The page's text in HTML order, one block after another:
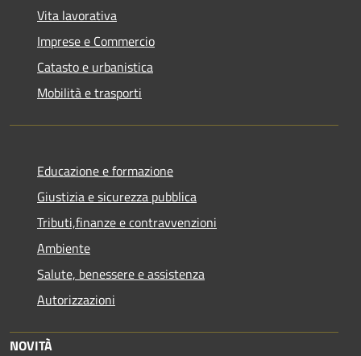
Vita lavorativa
Imprese e Commercio
Catasto e urbanistica
Mobilità e trasporti
Educazione e formazione
Giustizia e sicurezza pubblica
Tributi,finanze e contravvenzioni
Ambiente
Salute, benessere e assistenza
Autorizzazioni
NOVITÀ